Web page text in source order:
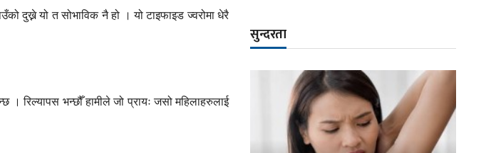
दुख्ने यो त सोभाविक नै हो । यो टाइफाइड ज्वरोमा धेरै
। रिल्यापस भन्छौँहामीलेजो प्रायः जसोमहिलाहरुलाई
सुन्दरता